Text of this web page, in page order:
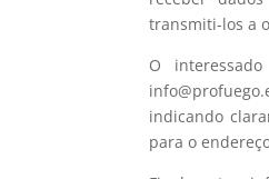
transmiti-los a
O
indicando
para o